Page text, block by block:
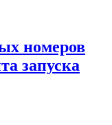
номеров
запуска